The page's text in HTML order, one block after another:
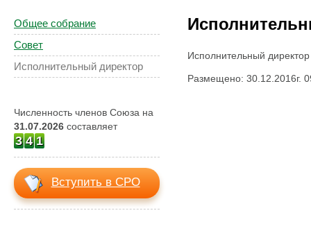
Общее собрание
Совет
Исполнительный директор
Численность членов Союза на
31.07.2026 составляет
3 4 1
Вступить в СРО
Исполнительный
Размещено: 30.12.2016г.